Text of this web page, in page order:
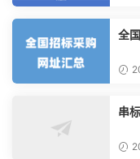
全
串